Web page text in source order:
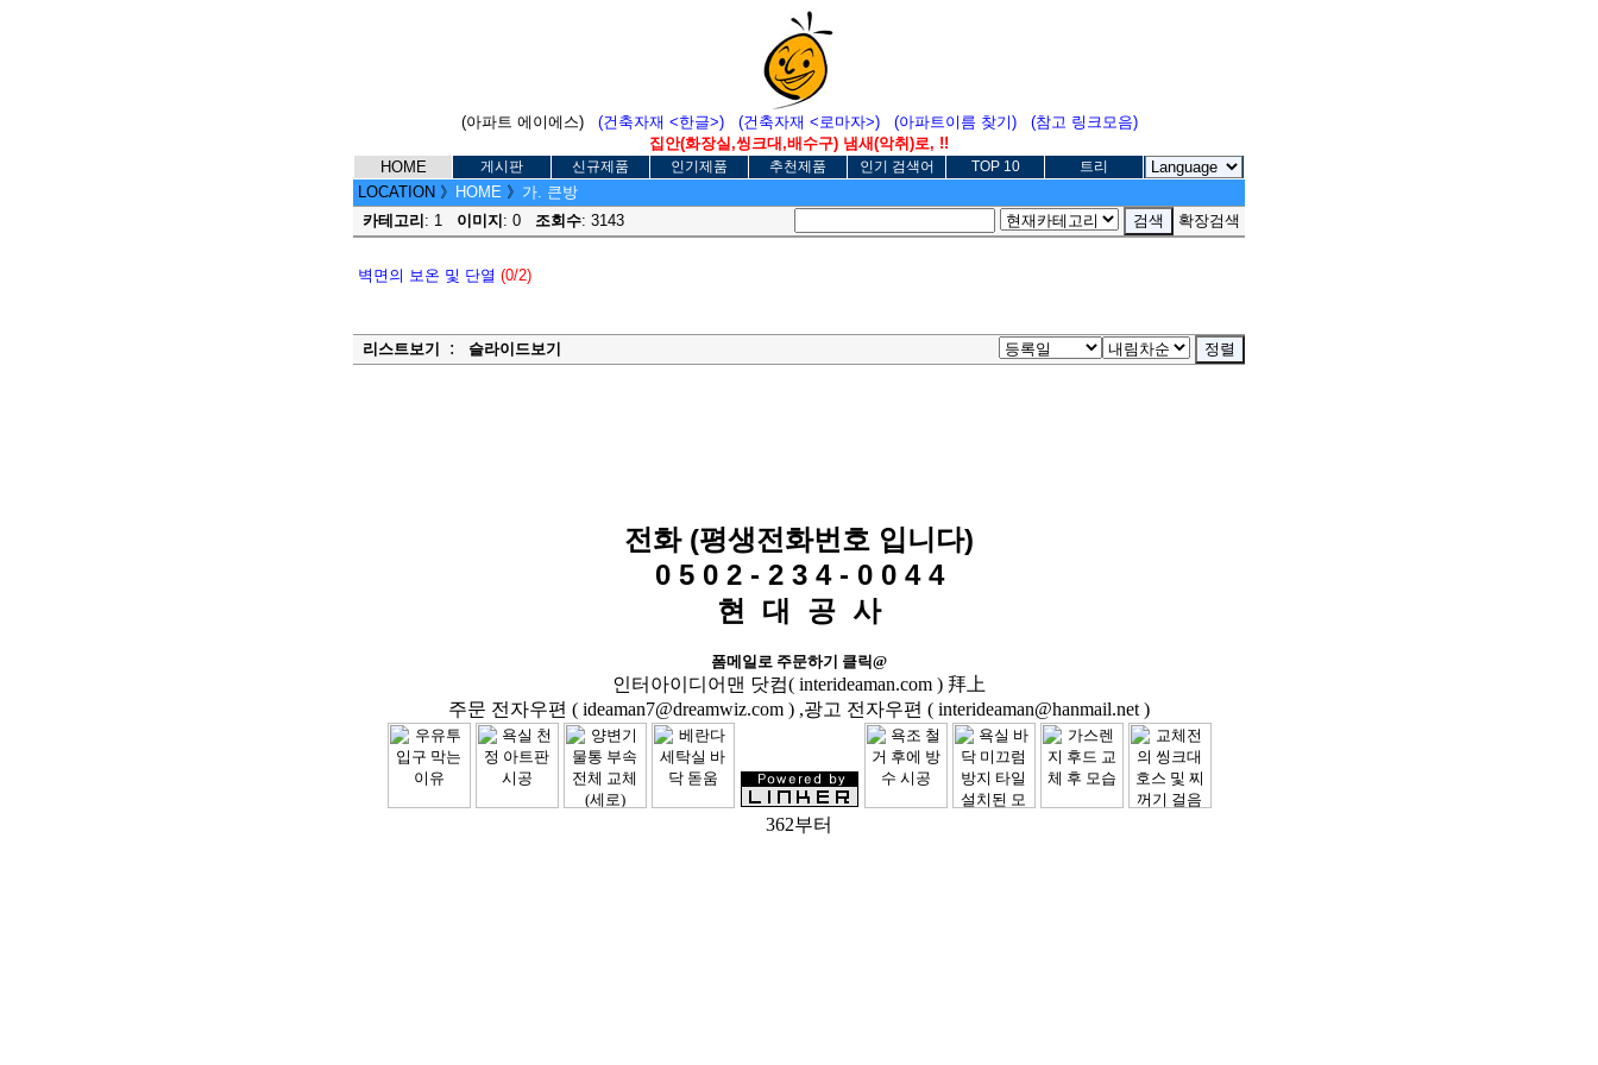
(아파트 에이에스) (건축자재 <한글>) (건축자재 <로마자>) (아파트이름 찾기)
(참고 링크모음)
집안(화장실,씽크대,배수구) 냄새(악취)로, !!
HOME
게시판 신규제품 인기제품 추천제품 인기 검색어 TOP 10 트리
LOCATION 》 HOME 》 가. 큰방
카테고리 : 1 이미지 : 0 조회수: 3143 확장검색
벽면의 보온 및 단열 (0/2)
리스트보기 : 슬라이드보기
전화 (평생전화번호 입니다)
0 5 0 2 - 2 3 4 - 0 0 4 4
현 대 공 사
폼메일로 주문하기 클릭@
인터아이디어맨 닷컴( interideaman.com ) 拜上
주문 전자우편 ( ideaman7@dreamwiz.com ) ,광고 전자우편 ( interideaman@hanmail.net )
362부터